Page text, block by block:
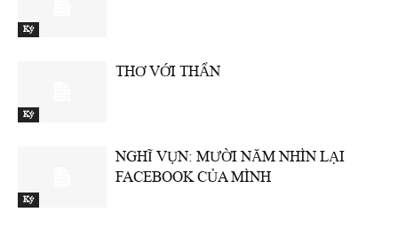
Ký
Ký
THƠ VỚI THẨN
Ký
NGHĨ VỤN: MƯỜI NĂM NHÌN LẠI
FACEBOOK CỦA MÌNH